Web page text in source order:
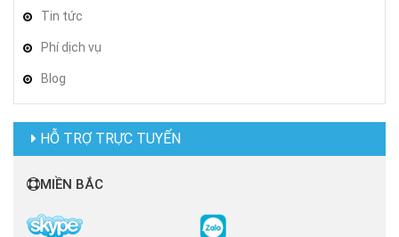
Tin tức
Phí dịch vụ
Blog
HỖ TRỢ TRỰC TUYẾN
MIỀN BẮC